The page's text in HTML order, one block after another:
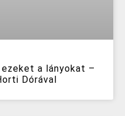
a lányokat –
Dórával